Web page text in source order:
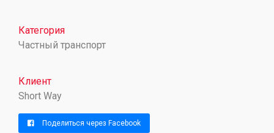
Категория
Частный транспорт
Клиент
Short Way
Поделиться через Facebook